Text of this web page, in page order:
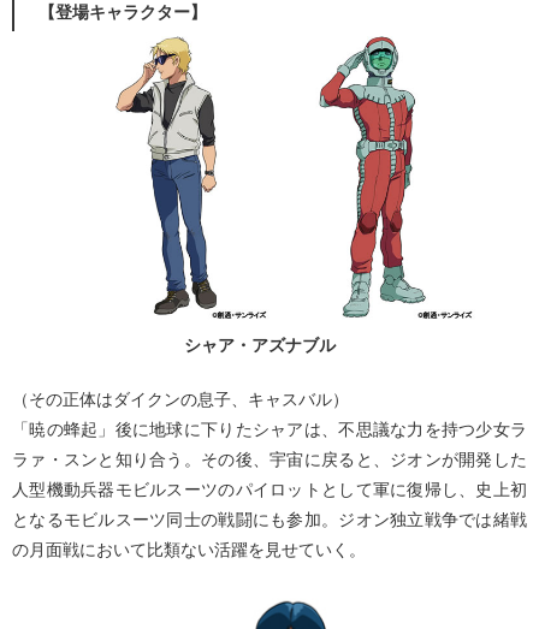
【登場キャラクター】
シャア・アズナブル
（その正体はダイクンの息子、キャスバル）
「暁の蜂起」後に地球に下りたシャアは、不思議な力を持つ少女ラ
ラァ・スンと知り合う。その後、宇宙に戻ると、ジオンが開発した
人型機動兵器モビルスーツのパイロットとして軍に復帰し、史上初
となるモビルスーツ同士の戦闘にも参加。ジオン独立戦争では緒戦
の月面戦において比類ない活躍を見せていく。